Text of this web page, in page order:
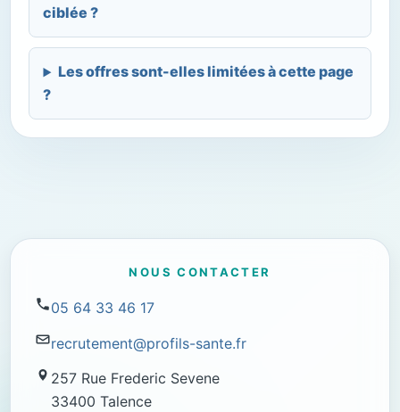
ciblée ?
Les offres sont-elles limitées à cette page
?
NOUS CONTACTER
05 64 33 46 17
recrutement@profils-sante.fr
257 Rue Frederic Sevene
33400 Talence